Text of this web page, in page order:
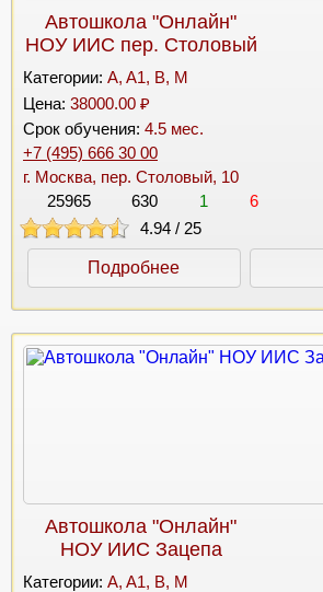
Автошкола "Онлайн"
НОУ ИИС пер. Столовый
Категории: A, A1, B, M
Цена: 38000.00 ₽
Срок обучения: 4.5 мес.
+7 (495) 666 30 00
г. Москва, пер. Столовый, 10
25965
630 1
6
4.94 / 25
Подробнее
Автошкола "Онлайн"
НОУ ИИС Зацепа
Категории: A, A1, B, M